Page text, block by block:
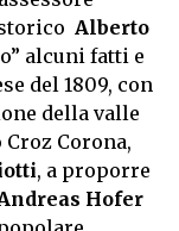
Alberto
alcuni fatti e
del 1809, con
della valle
Corona,
, a proporre
Hofer